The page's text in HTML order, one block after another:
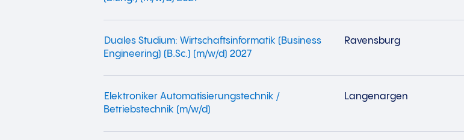
Duales Studium: Wirtschaftsinformatik (Business
Engineering) (B.Sc.) (m/w/d) 2027
Ravensburg
Elektroniker Automatisierungstechnik /
Betriebstechnik (m/w/d)
Langenargen